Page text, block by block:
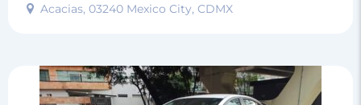
Acacias, 03240 Mexico City, CDMX